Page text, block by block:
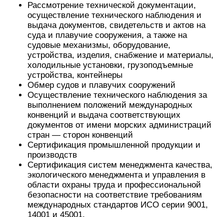
Рассмотрение технической документации,
осуществление технического наблюдения и
выдача документов, свидетельств и актов на
суда и плавучие сооружения, а также на
судовые механизмы, оборудование,
устройства, изделия, снабжение и материалы,
холодильные установки, грузоподъемные
устройства, контейнеры
Обмер судов и плавучих сооружений
Осуществление технического наблюдения за
выполнением положений международных
конвенций и выдача соответствующих
документов от имени морских администраций
стран — сторон конвенций
Сертификация промышленной продукции и
производств
Сертификация систем менеджмента качества,
экологического менеджмента и управления в
области охраны труда и профессиональной
безопасности на соответствие требованиям
международных стандартов ИСО серии 9001,
14001 и 45001.